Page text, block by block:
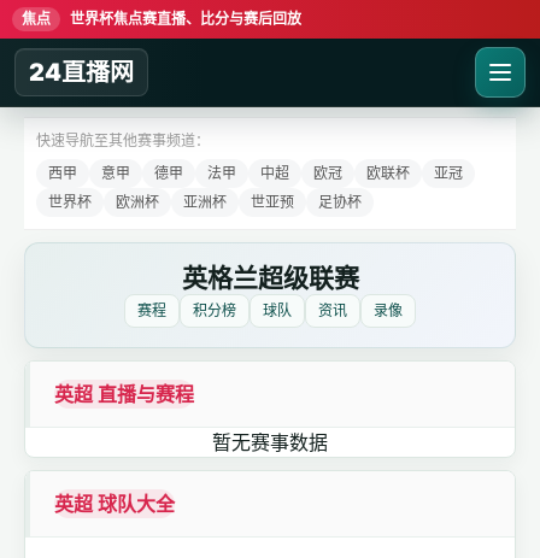
焦点 世界杯焦点赛直播、比分与赛后回放
24直播网
快速导航至其他赛事频道：
西甲
意甲 德甲 法甲 中超 欧冠 欧联杯
亚冠
世界杯
欧洲杯 亚洲杯 世亚预 足协杯
英格兰超级联赛
赛程 积分榜 球队 资讯 录像
英超 直播与赛程
暂无赛事数据
英超 球队大全